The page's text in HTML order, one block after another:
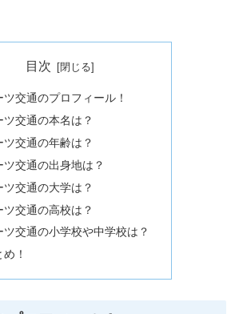
目次
ツ交通のプロフィール！
ツ交通の本名は？
ツ交通の年齢は？
ツ交通の出身地は？
ツ交通の大学は？
ツ交通の高校は？
ツ交通の小学校や中学校は？
め！